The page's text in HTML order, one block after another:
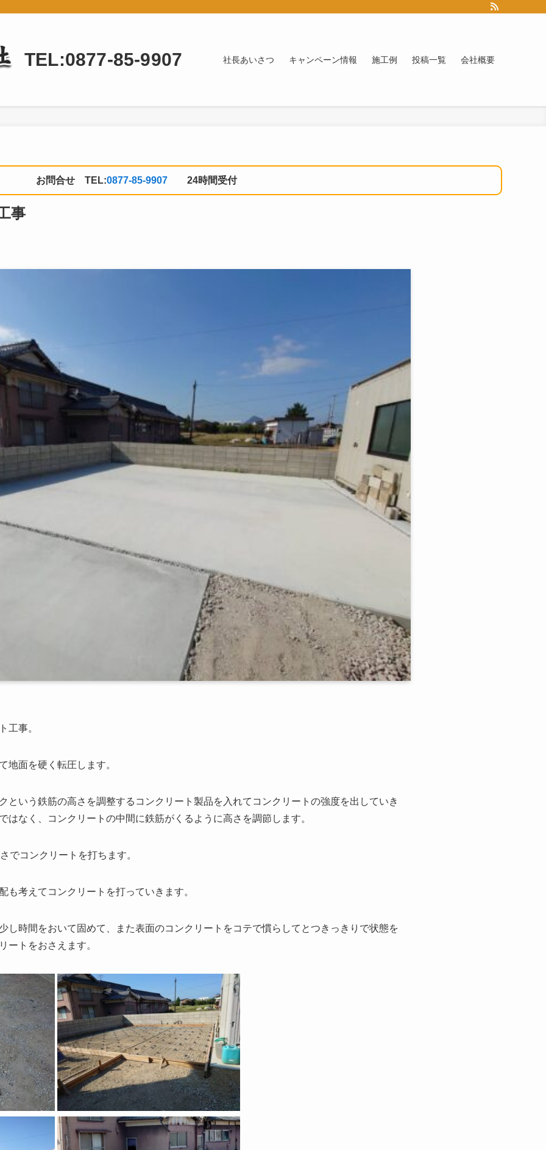
TEL:0877-85-9907 社長あいさつ キャンペーン情報 施工例 投稿一覧 会社概要
お問合せ TEL:0877-85-9907 24時間受付
事
工事。
地面を硬く転圧します。
という鉄筋の高さを調整するコンクリート製品を入れてコンクリートの強度を出していき
はなく、コンクリートの中間に鉄筋がくるように高さを調節します。
でコンクリートを打ちます。
も考えてコンクリートを打っていきます。
し時間をおいて固めて、また表面のコンクリートをコテで慣らしてとつきっきりで状態を
ートをおさえます。